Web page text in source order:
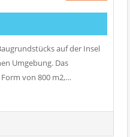
auf der Insel
Umgebung. Das
von 800 m2,…